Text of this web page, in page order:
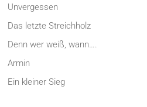
Unvergessen
Das letzte Streichholz
Denn wer weiß, wann….
Armin
Ein kleiner Sieg